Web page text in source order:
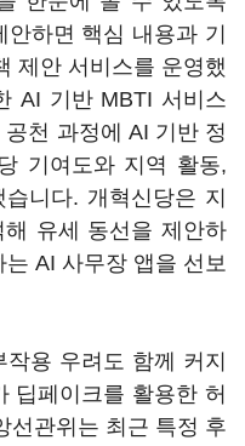
하면 핵심 내용과 기
제안 서비스를 운영했
AI 기반 MBTI 서비스
천 과정에 AI 기반 정
기여도와 지역 활동,
니다. 개혁신당은 지
유세 동선을 제안하
AI 사무장 앱을 선보
용 우려도 함께 커지
딥페이크를 활용한 허
선관위는 최근 특정 후